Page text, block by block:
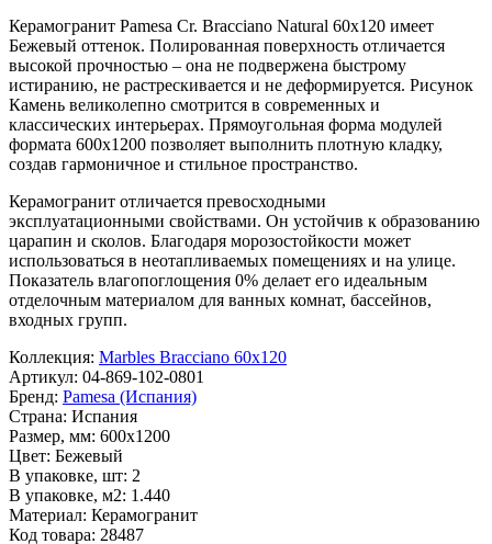
Керамогранит Pamesa Cr. Bracciano Natural 60x120 имеет
Бежевый оттенок. Полированная поверхность отличается
высокой прочностью – она не подвержена быстрому
истиранию, не растрескивается и не деформируется. Рисунок
Камень великолепно смотрится в современных и
классических интерьерах. Прямоугольная форма модулей
формата 600x1200 позволяет выполнить плотную кладку,
создав гармоничное и стильное пространство.
Керамогранит отличается превосходными
эксплуатационными свойствами. Он устойчив к образованию
царапин и сколов. Благодаря морозостойкости может
использоваться в неотапливаемых помещениях и на улице.
Показатель влагопоглощения 0% делает его идеальным
отделочным материалом для ванных комнат, бассейнов,
входных групп.
Коллекция: Marbles Bracciano 60x120
Артикул: 04-869-102-0801
Бренд: Pamesa (Испания)
Страна: Испания
Размер, мм: 600x1200
Цвет: Бежевый
В упаковке, шт: 2
В упаковке, м2: 1.440
Материал: Керамогранит
Код товара: 28487